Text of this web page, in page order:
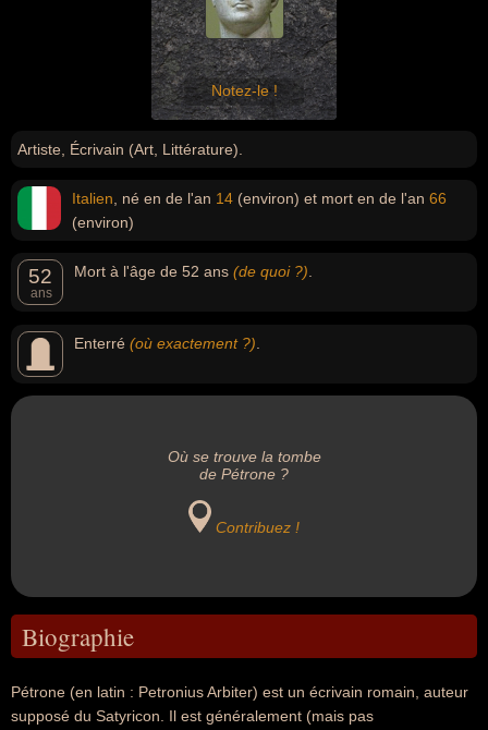
Notez-le !
Artiste, Écrivain (Art, Littérature).
Italien , né en de l'an 14 (environ) et mort en de l'an 66
(environ)
52
ans
Mort à l'âge de 52 ans (de quoi ?)
Enterré (où exactement ?)
Où se trouve la tombe
de Pétrone ?
Contribuez !
Biographie
Pétrone (en latin : Petronius Arbiter) est un écrivain romain, auteur
supposé du Satyricon. Il est généralement (mais pas